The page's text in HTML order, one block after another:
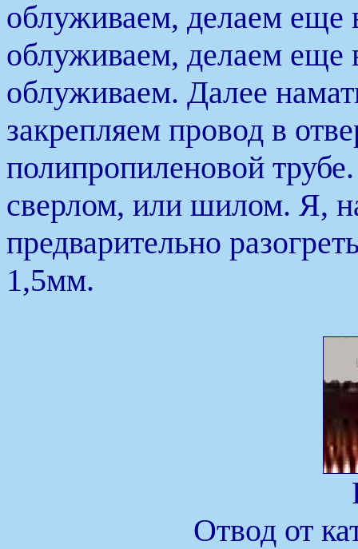
облуживаем, делаем еще
облуживаем, делаем еще
облуживаем. Далее
закрепляем провод в
полипропиленовой
сверлом, или шилом. Я,
предварительно
1,5мм.
Отвод от